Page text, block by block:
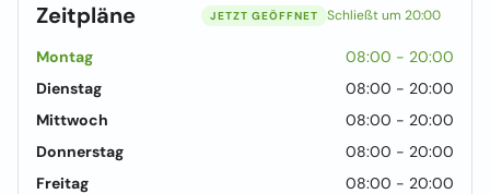
Zeitpläne JETZT GEÖFFNET Schließt um 20:00
Montag
08:00 - 20:00
Dienstag
08:00 - 20:00
Mittwoch
08:00 - 20:00
Donnerstag
08:00 - 20:00
Freitag
08:00 - 20:00